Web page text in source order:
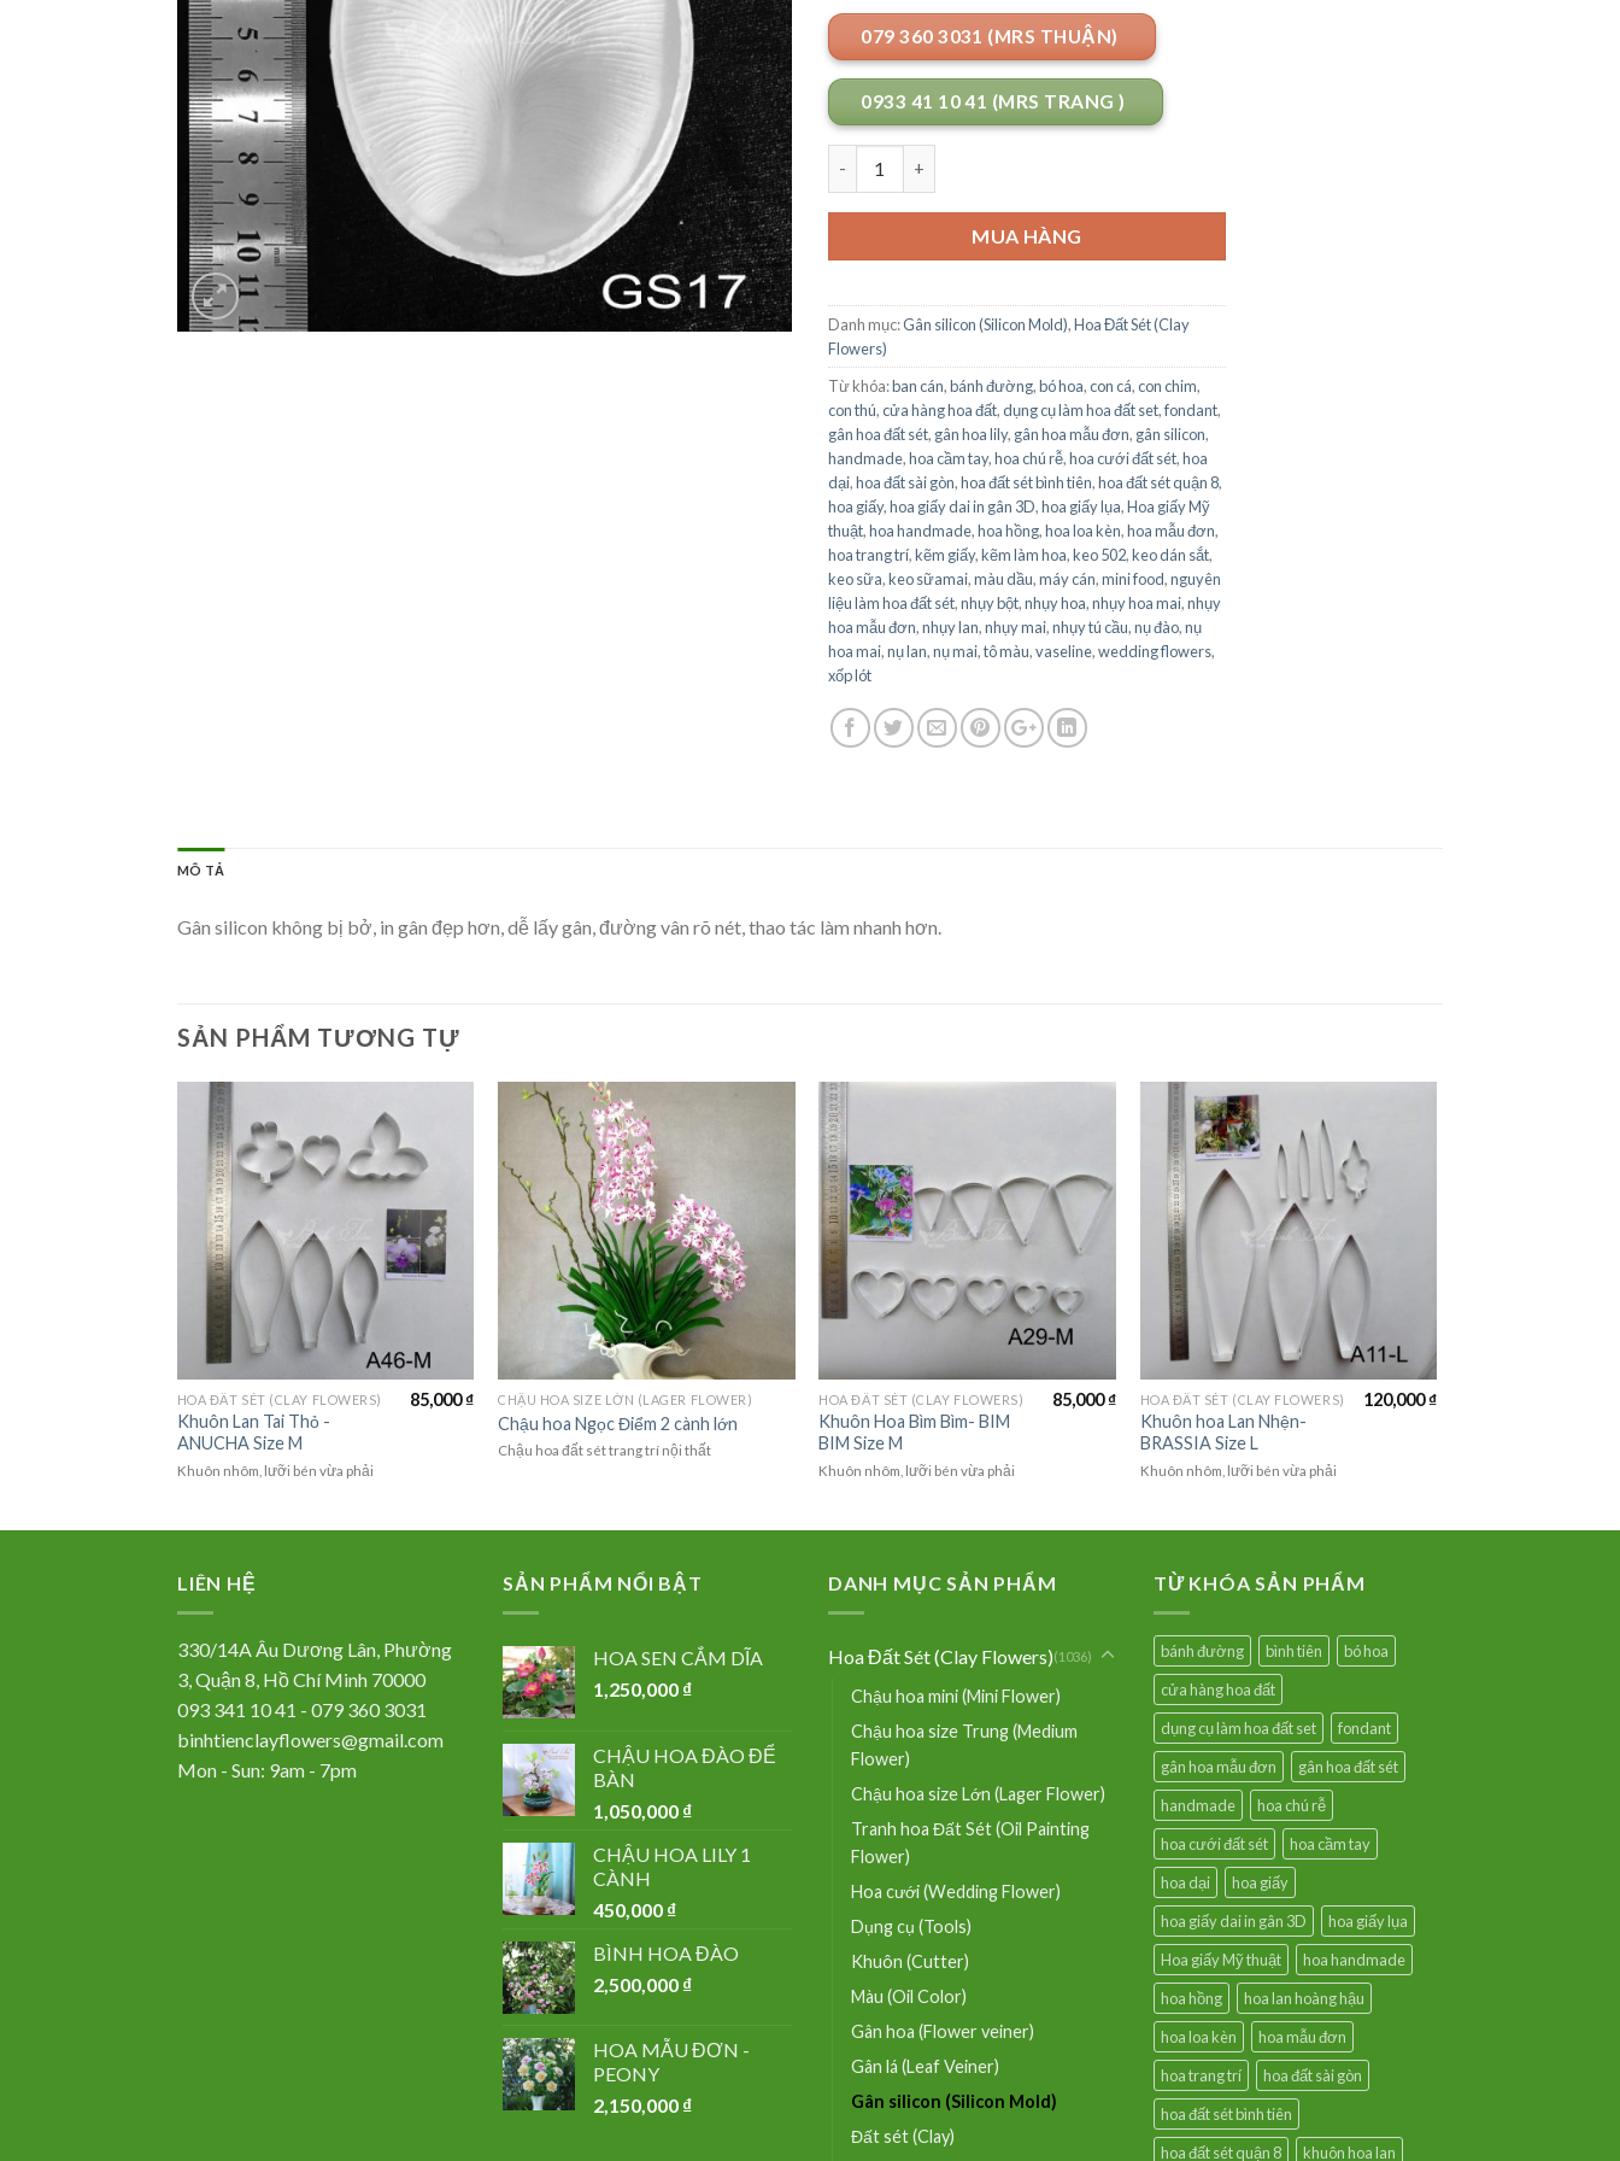
079 360 3031 (MRS THUẬN)
0933 41 10 41 (MRS TRANG )
MUA HÀNG
Danh mục:Gân silicon (Silicon Mold),Hoa Đất Sét (Clay
Flowers)
Từ khóa:ban cán,bánh đường,bó hoa,con cá,con chim,
con thú,cửa hàng hoa đất,dụng cụ làm hoa đất set,fondant,
gân hoa đất sét, gân hoa lily, gân hoa mẫu đơn, gân silicon,
handmade,hoa cầm tay,hoa chú rễ,hoa cưới đất sét,hoa
dại,hoa đất sài gòn,hoa đất sét bình tiên,hoa đất sét quận 8,
hoa giấy,hoa giấy dai in gân 3D,hoa giấy lụa,Hoa giấy Mỹ
thuật,hoa handmade,hoa hồng,hoa loa kèn,hoa mẫu đơn,
hoa trang trí,kẽm giấy,kẽm làm hoa,keo 502,keo dán sắt,
keo sữa,keo sữamai,màu dầu,máy cán,mini food,nguyên
liệu làm hoa đất sét,nhụy bột,nhụy hoa,nhụy hoa mai,nhụy
hoa mẫu đơn,nhụy lan,nhụy mai,nhụy tú cầu,nụ đào,nụ
hoa mai,nụ lan,nụ mai,tô màu,vaseline,wedding flowers,
xốp lót
MÔ TẢ
Gân silicon không bị bở, in gân đẹp hơn, dễ lấy gân, đường vân rõ nét, thao tác làm nhanh hơn.
SẢN PHẨM TƯƠNG TỰ
HOA ĐẤT SÉT (CLAY FLOWERS)
Khuôn Lan Tai Thỏ -
ANUCHA Size M
85,000₫
Khuôn nhôm, lưỡi bén vừa phải
CHẬU HOA SIZE LỚN (LAGER FLOWER)
Chậu hoa Ngọc Điểm 2 cành lớn
Chậu hoa đất sét trang trí nội thất
HOA ĐẤT SÉT (CLAY FLOWERS)
Khuôn Hoa Bìm Bìm- BIM
BIM Size M
85,000₫
Khuôn nhôm, lưỡi bén vừa phải
HOA ĐẤT SÉT (CLAY FLOWERS)
Khuôn hoa Lan Nhện-
BRASSIA Size L
120,000₫
Khuôn nhôm, lưỡi bén vừa phải
LIÊN HỆ
330/14A Âu Dương Lân, Phường
3, Quận 8, Hồ Chí Minh 70000
093 341 10 41 - 079 360 3031
binhtienclayflowers@gmail.com
Mon - Sun: 9am - 7pm
SẢN PHẨM NỔI BẬT
HOA SEN CẮM DĨA
1,250,000 ₫
CHẬU HOA ĐÀO ĐỂ
BÀN
1,050,000 ₫
CHẬU HOA LILY 1
CÀNH
450,000 ₫
BÌNH HOA ĐÀO
2,500,000 ₫
HOA MẪU ĐƠN -
PEONY
2,150,000 ₫
DANH MỤC SẢN PHẨM
Hoa Đất Sét (Clay Flowers)(1036)
Chậu hoa mini (Mini Flower)
Chậu hoa size Trung (Medium
Flower)
Chậu hoa size Lớn (Lager Flower)
Tranh hoa Đất Sét (Oil Painting
Flower)
Hoa cưới (Wedding Flower)
Dụng cụ (Tools)
Khuôn (Cutter)
Màu (Oil Color)
Gân hoa (Flower veiner)
Gân lá (Leaf Veiner)
Gân silicon (Silicon Mold)
Đất sét (Clay)
TỪ KHÓA SẢN PHẨM
bánh đường bình tiên
bó hoa
cửa hàng hoa đất
dụng cụ làm hoa đất set
fondant
gân hoa mẫu đơn
gân hoa đất sét
handmade
hoa chú rễ
hoa cưới đất sét
hoa cầm tay
hoa dại
hoa giấy
hoa giấy dai in gân 3D
hoa giấy lụa
Hoa giấy Mỹ thuật
hoa handmade
hoa hồng
hoa lan hoàng hậu
hoa loa kèn
hoa mẫu đơn
hoa trang trí
hoa đất sài gòn
hoa đất sét bình tiên
hoa đất sét quận 8
khuôn hoa lan